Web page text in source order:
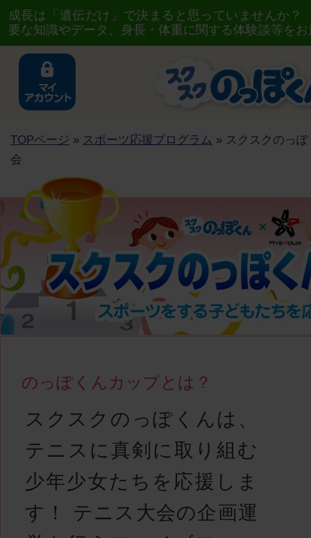
成長は「遺伝だけ」で決まると思っていませんか
要な知識やデータ、身長・体重に関する体験談等を
TOPページ » スポーツ応援プログラム » スクスクのっ
会
のっぽくんカップとは？
スクスクのっぽくんは、
テニスに真剣に取り組む
少年少女たちを応援しま
す！ テニス大会の企画運